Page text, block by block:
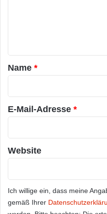
a
r
*
Name *
E-Mail-Adresse *
Website
Ich willige ein, dass meine
gemäß Ihrer